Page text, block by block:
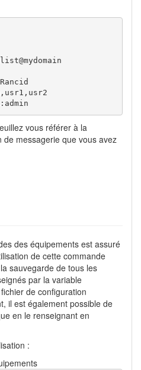
vous référer à la
messagerie que vous avez
des équipements est assuré
de cette commande
sauvegarde de tous les
par la variable
de configuration
il est également possible de
en le renseignant en
: